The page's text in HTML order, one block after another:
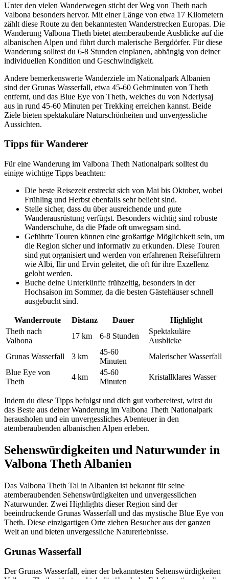
Unter den vielen Wanderwegen sticht der Weg von Theth nach
Valbona besonders hervor. Mit einer Länge von etwa 17 Kilometern
zählt diese Route zu den bekanntesten Wanderstrecken Europas. Die
Wanderung Valbona Theth bietet atemberaubende Ausblicke auf die
albanischen Alpen und führt durch malerische Bergdörfer. Für diese
Wanderung solltest du 6-8 Stunden einplanen, abhängig von deiner
individuellen Kondition und Geschwindigkeit.
Andere bemerkenswerte Wanderziele im Nationalpark Albanien
sind der Grunas Wasserfall, etwa 45-60 Gehminuten von Theth
entfernt, und das Blue Eye von Theth, welches du von Nderlysaj
aus in rund 45-60 Minuten per Trekking erreichen kannst. Beide
Ziele bieten spektakuläre Naturschönheiten und unvergessliche
Aussichten.
Tipps für Wanderer
Für eine Wanderung im Valbona Theth Nationalpark solltest du
einige wichtige Tipps beachten:
Die beste Reisezeit erstreckt sich von Mai bis Oktober, wobei
Frühling und Herbst ebenfalls sehr beliebt sind.
Stelle sicher, dass du über ausreichende und gute
Wanderausrüstung verfügst. Besonders wichtig sind robuste
Wanderschuhe, da die Pfade oft unwegsam sind.
Geführte Touren können eine großartige Möglichkeit sein, um
die Region sicher und informativ zu erkunden. Diese Touren
sind gut organisiert und werden von erfahrenen Reiseführern
wie Albi, Ilir und Ervin geleitet, die oft für ihre Exzellenz
gelobt werden.
Buche deine Unterkünfte frühzeitig, besonders in der
Hochsaison im Sommer, da die besten Gästehäuser schnell
ausgebucht sind.
Wanderroute Distanz Dauer
Highlight
Theth nach
Valbona
17 km 6-8 Stunden
Spektakuläre
Ausblicke
Grunas Wasserfall
3 km
45-60
Minuten
Malerischer Wasserfall
Blue Eye von
Theth
4 km
45-60
Minuten
Kristallklares Wasser
Indem du diese Tipps befolgst und dich gut vorbereitest, wirst du
das Beste aus deiner Wanderung im Valbona Theth Nationalpark
herausholen und ein unvergessliches Abenteuer in den
atemberaubenden albanischen Alpen erleben.
Sehenswürdigkeiten und Naturwunder in
Valbona Theth Albanien
Das Valbona Theth Tal in Albanien ist bekannt für seine
atemberaubenden Sehenswürdigkeiten und unvergesslichen
Naturwunder. Zwei Highlights dieser Region sind der
beeindruckende Grunas Wasserfall und das mystische Blue Eye von
Theth. Diese einzigartigen Orte ziehen Besucher aus der ganzen
Welt an und bieten unvergessliche Naturerlebnisse.
Grunas Wasserfall
Der Grunas Wasserfall, einer der bekanntesten Sehenswürdigkeiten